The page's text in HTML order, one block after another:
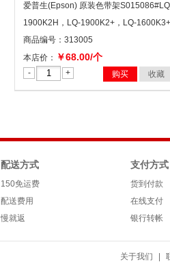
爱普生(Epson) 原装色带架
1900K2H，LQ-1900K2+，LQ-
商品编号：313005
本店价： ￥68.00/个
- + 购买 收藏
配送方式
150免运费
配送费用
慢就返
支付方式
货到付款
在线支付
银行转帐
关于我们